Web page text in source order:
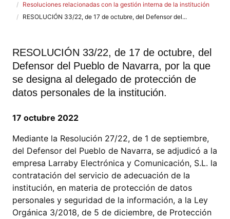
Resoluciones relacionadas con la gestión interna de la institución
RESOLUCIÓN 33/22, de 17 de octubre, del Defensor del...
RESOLUCIÓN 33/22, de 17 de octubre, del
Defensor del Pueblo de Navarra, por la que
se designa al delegado de protección de
datos personales de la institución.
17 octubre 2022
Mediante la Resolución 27/22, de 1 de septiembre,
del Defensor del Pueblo de Navarra, se adjudicó a la
empresa Larraby Electrónica y Comunicación, S.L. la
contratación del servicio de adecuación de la
institución, en materia de protección de datos
personales y seguridad de la información, a la Ley
Orgánica 3/2018, de 5 de diciembre, de Protección